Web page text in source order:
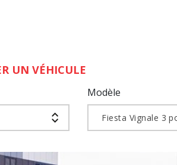
UN VÉHICULE
Modèle
Fiesta Vignale 3